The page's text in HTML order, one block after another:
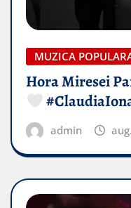
MUZICA
Hora Miresei
admin